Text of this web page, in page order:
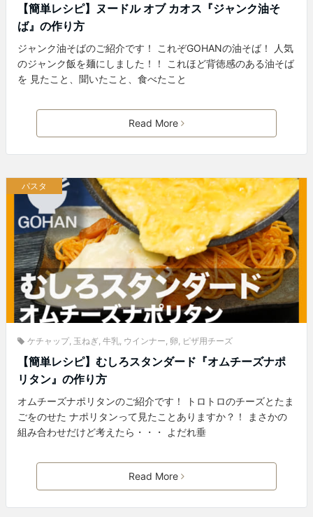
【簡単レシピ】ヌードル オブ カオス『ジャンク油そ
ば』の作り方
ジャンク油そばのご紹介です！ これぞGOHANの油そば！ 人気
のジャンク飯を麺にしました！！ これほど背徳感のある油そば
を 見たこと、聞いたこと、食べたこと
Read More
パスタ
ケチャップ 玉ねぎ 牛乳 ウインナー 卵 ピザ用チーズ
【簡単レシピ】むしろスタンダード『オムチーズナポ
リタン』の作り方
オムチーズナポリタンのご紹介です！ トロトロのチーズとたま
ごをのせた ナポリタンって見たことありますか？！ まさかの
組み合わせだけど考えたら・・・ よだれ垂
Read More